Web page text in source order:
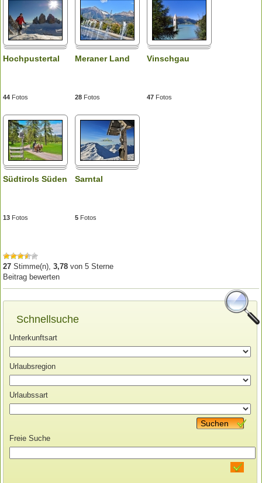
Hochpustertal
44 Fotos
Meraner Land
28 Fotos
Vinschgau
47 Fotos
Südtirols Süden
13 Fotos
Sarntal
5 Fotos
27 Stimme(n),3,78 von5 Sterne
Beitrag bewerten
Schnellsuche
Unterkunftsart
Urlaubsregion
Urlaubssart
Suchen
Freie Suche